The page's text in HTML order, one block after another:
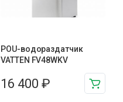
POU-водораздатчик
VATTEN FV48WKV
16 400 ₽